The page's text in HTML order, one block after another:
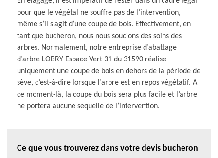
pour que le végétal ne souffre pas de l’intervention,
même s’il s’agit d’une coupe de bois. Effectivement, en
tant que bucheron, nous nous soucions des soins des
arbres. Normalement, notre entreprise d’abattage
d’arbre LOBRY Espace Vert 31 du 31590 réalise
uniquement une coupe de bois en dehors de la période de
sève, c’est-à-dire lorsque l’arbre est en repos végétatif. A
ce moment-là, la coupe du bois sera plus facile et l’arbre
ne portera aucune sequelle de l’intervention.
Ce que vous trouverez dans votre devis bucheron